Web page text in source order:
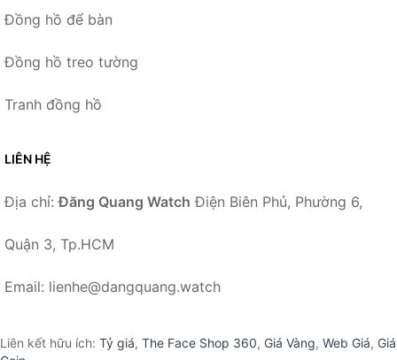
Đồng hồ để bàn
Đồng hồ treo tường
Tranh đồng hồ
LIÊN HỆ
Địa chỉ:Đăng Quang Watch Điện Biên Phủ, Phường 6,
Quận 3, Tp.HCM
Email: lienhe@dangquang.watch
Liên kết hữu ích: Tỷ giá, The Face Shop 360, Giá Vàng, Web Giá, Giá